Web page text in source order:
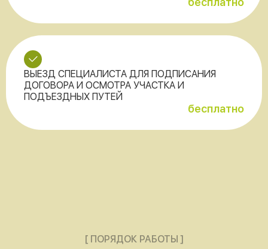
ВЫЕЗД СПЕЦИАЛИСТА ДЛЯ ПОДПИСАНИЯ
ДОГОВОРА И ОСМОТРА УЧАСТКА И
ПОДЪЕЗДНЫХ ПУТЕЙ
бесплатно
[ ПОРЯДОК РАБОТЫ ]